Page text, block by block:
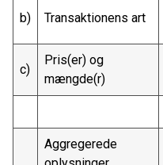
b) Transaktionens art
c)
Pris(er) og
mængde(r)
Aggregerede